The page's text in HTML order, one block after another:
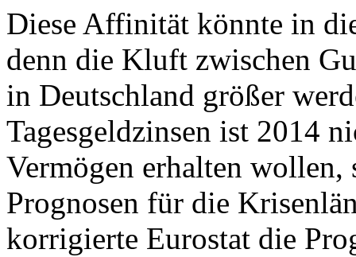
Diese Affinität könnte in
denn die Kluft zwischen
in Deutschland größer
Tagesgeldzinsen ist 2014
Vermögen erhalten wollen,
Prognosen für die
korrigierte Eurostat die